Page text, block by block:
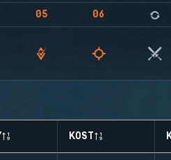
05 06
KOST